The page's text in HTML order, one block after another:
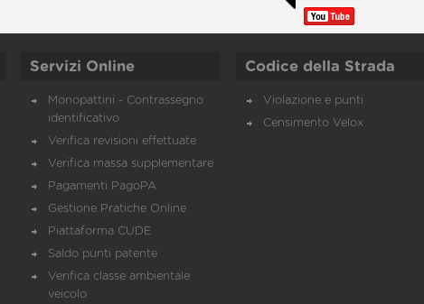
Servizi Online
Monopattini - Contrassegno
identificativo
Verifica revisioni effettuate
Verifica massa supplementare
Pagamenti PagoPA
Gestione Pratiche Online
Piattaforma CUDE
Saldo punti patente
Verifica classe ambientale
veicolo
Codice della Strada
Violazione e punti
Censimento Velox